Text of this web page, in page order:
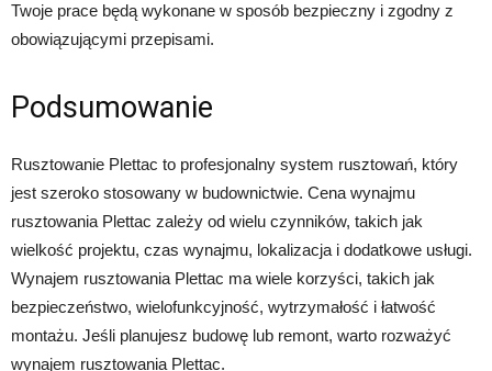
Twoje prace będą wykonane w sposób bezpieczny i zgodny z
obowiązującymi przepisami.
Podsumowanie
Rusztowanie Plettac to profesjonalny system rusztowań, który
jest szeroko stosowany w budownictwie. Cena wynajmu
rusztowania Plettac zależy od wielu czynników, takich jak
wielkość projektu, czas wynajmu, lokalizacja i dodatkowe usługi.
Wynajem rusztowania Plettac ma wiele korzyści, takich jak
bezpieczeństwo, wielofunkcyjność, wytrzymałość i łatwość
montażu. Jeśli planujesz budowę lub remont, warto rozważyć
wynajem rusztowania Plettac.